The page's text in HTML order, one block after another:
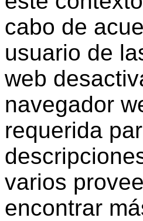
cabo de
usuario de
web
navegador
requerida
varios
encontrar